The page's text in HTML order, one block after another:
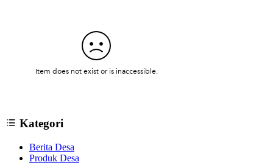
Kategori
Berita Desa
Produk Desa